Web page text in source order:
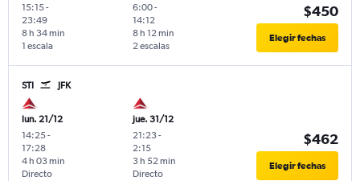
15:15-
23:49
1 escala
8 h 34 min
6:00-
14:12
2 escalas
8 h 12 min
$450
Elegir fechas
STI JFK
lun. 21/12
14:25-
17:28
Directo
4 h 03 min
jue. 31/12
21:23-
2:15
Directo
3 h 52 min
$462
Elegir fechas